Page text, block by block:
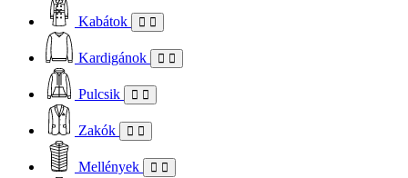
Kabátok
Kardigánok
Pulcsik
Zakók
Mellények